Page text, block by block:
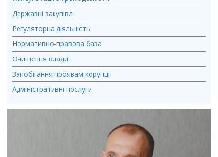
Державні закупівлі
Регуляторна діяльність
Нормативно-правова база
Очищення влади
Запобігання проявам корупції
Адміністративні послуги